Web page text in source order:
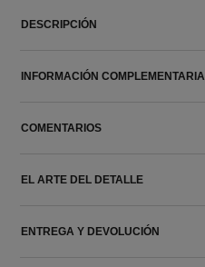
DESCRIPCIÓN
INFORMACIÓN COMPLEMENTARIA
COMENTARIOS
EL ARTE DEL DETALLE
ENTREGA Y DEVOLUCIÓN